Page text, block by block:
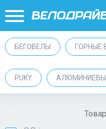
БЕГОВЕЛЫ ГОРНЫЕ
PUKY